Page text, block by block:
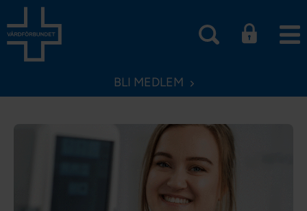
BLI MEDLEM